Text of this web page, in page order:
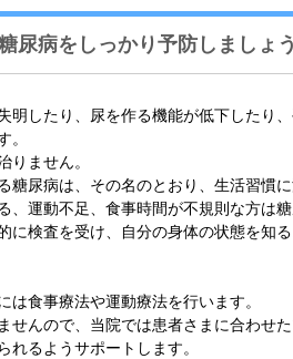
尿病をしっかり予防しましょう
明したり、尿を作る機能が低下したり
。
りません。
糖尿病は、その名のとおり、生活習慣
、運動不足、食事時間が不規則な方は
に検査を受け、自分の身体の状態を知
は食事療法や運動療法を行います。
せんので、当院では患者さまに合わせ
れるようサポートします。